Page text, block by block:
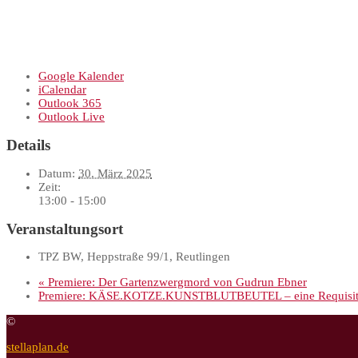
Google Kalender
iCalendar
Outlook 365
Outlook Live
Details
Datum: 30. März 2025
Zeit:
13:00 - 15:00
Veranstaltungsort
TPZ BW, Heppstraße 99/1, Reutlingen
« Premiere: Der Gartenzwergmord von Gudrun Ebner
Premiere: KÄSE.KOTZE.KUNSTBLUTBEUTEL – eine
©
stellaplan.de